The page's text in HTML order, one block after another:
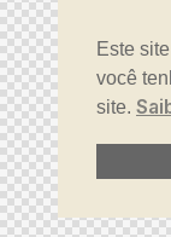
Este
você
site.